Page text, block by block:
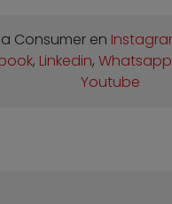
Consumer en
, Linkedin, Whatsapp
Youtube